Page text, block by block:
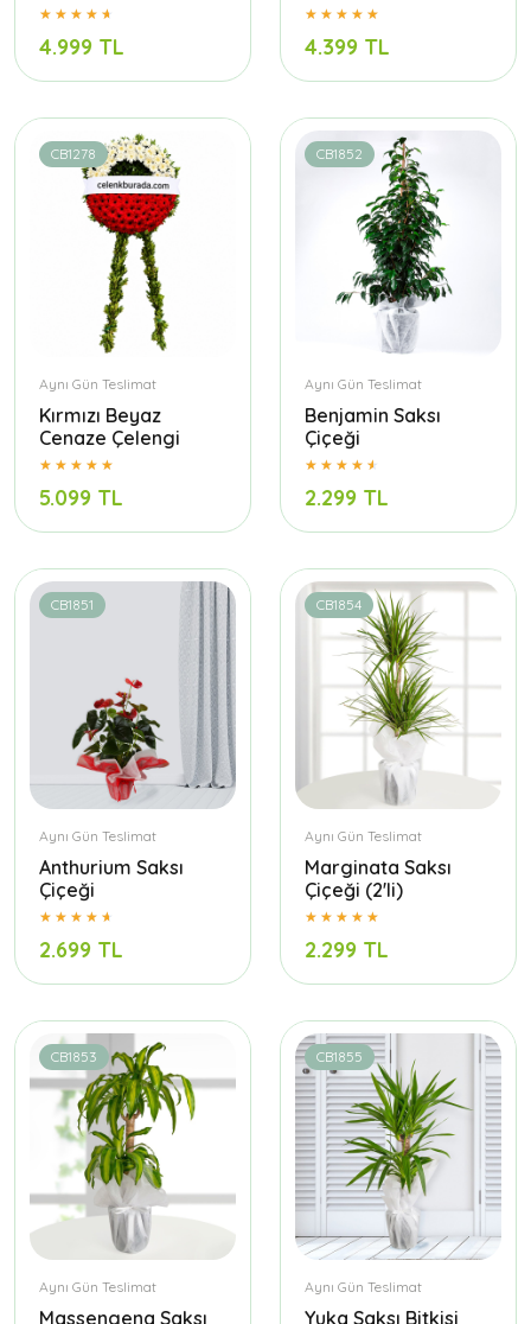
4.999 TL 4.399 TL
CB1278
Aynı Gün Teslimat
Kırmızı Beyaz
Cenaze Çelengi
5.099 TL
CB1852
Aynı Gün Teslimat
Benjamin Saksı
Çiçeği
2.299 TL
CB1851
Aynı Gün Teslimat
Anthurium Saksı
Çiçeği
2.699 TL
CB1854
Aynı Gün Teslimat
Marginata Saksı
Çiçeği (2'li)
2.299 TL
CB1853
Aynı Gün Teslimat
Massengena Saksı
CB1855
Aynı Gün Teslimat
Yuka Saksı Bitkisi